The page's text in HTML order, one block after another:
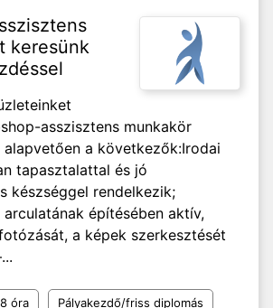
keresünk
asszisztens munkakör
a következők: ​Irodai
tapasztalattal és jó
készséggel rendelkezik;
építésében aktív,
a képek szerkesztését
óra Pályakezdő/friss diplomás